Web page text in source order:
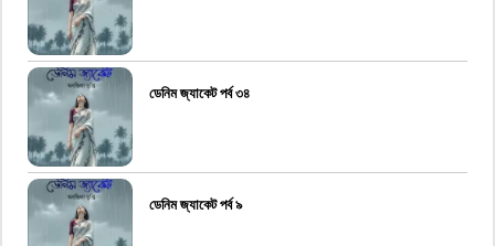
ডেনিম জ্যাকেট পর্ব ৩৪
ডেনিম জ্যাকেট পর্ব ৯